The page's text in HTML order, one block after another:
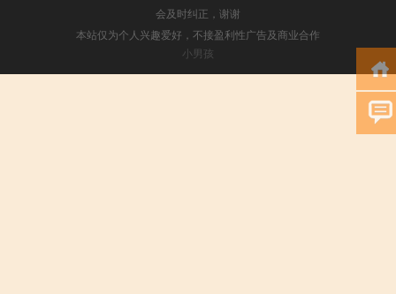
会及时纠正，谢谢
本站仅为个人兴趣爱好，不接盈利性广告及商业合作
小男孩